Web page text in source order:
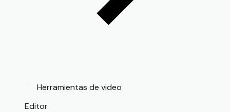
Herramientas de video
Editor